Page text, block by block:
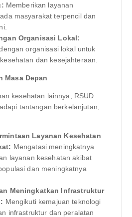
Memberikan layanan
masyarakat terpencil dan
Organisasi Lokal:
organisasi lokal untuk
dan kesejahteraan.
Masa Depan
kesehatan lainnya, RSUD
tantangan berkelanjutan,
Layanan Kesehatan
Mengatasi meningkatnya
layanan kesehatan akibat
dan meningkatnya
Meningkatkan Infrastruktur
Mengikuti kemajuan teknologi
infrastruktur dan peralatan